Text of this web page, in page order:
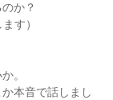
か？
す）
。
本音で話しまし